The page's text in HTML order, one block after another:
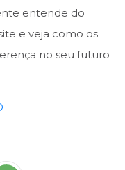
entende do
e veja como os
no seu futuro